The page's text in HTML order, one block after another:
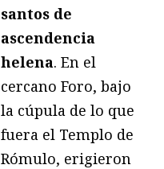
santos de
ascendencia
helena. En el
cercano Foro, bajo
la cúpula de lo que
fuera el Templo de
Rómulo, erigieron